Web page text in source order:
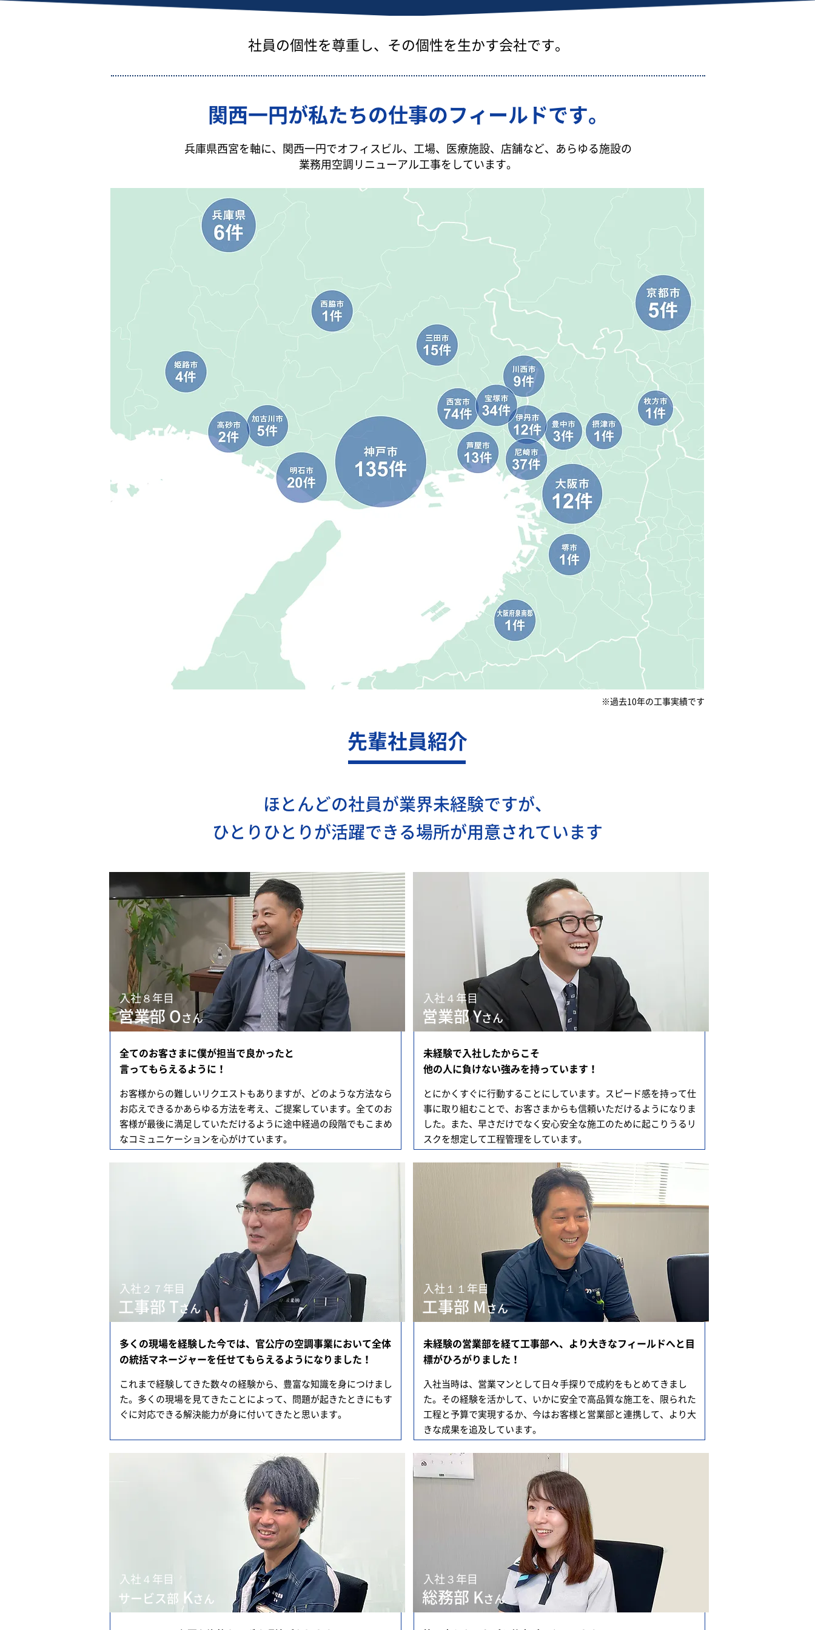
社員の個性を尊重し、その個性を生かす会社です。
関西一円が私たちの仕事のフィールドです。
兵庫県西宮を軸に、関西一円でオフィスビル、工場、医療施設、店舗など、あらゆる施設の
業務用空調リニューアル工事をしています。
※過去10年の工事実績です
先輩社員紹介
ほとんどの社員が業界未経験ですが、
ひとりひとりが活躍できる場所が用意されています
営業部 Oさん
入社８年目
全てのお客さまに僕が担当で良かったと
言ってもらえるように！
お客様からの難しいリクエストもありますが、どのような方法なら
お応えできるかあらゆる方法を考え、ご提案しています。全てのお
客様が最後に満足していただけるように途中経過の段階でもこまめ
なコミュニケーションを心がけています。
工事部 Tさん
入社２７年目
多くの現場を経験した今では、官公庁の空調事業において全体
の統括マネージャーを任せてもらえるようになりました！
これまで経験してきた数々の経験から、豊富な知識を身につけまし
た。多くの現場を見てきたことによって、問題が起きたときにもす
ぐに対応できる解決能力が身に付いてきたと思います。
サービス部 Kさん
入社４年目
営業部 Yさん
入社４年目
未経験で入社したからこそ
他の人に負けない強みを持っています！
とにかくすぐに行動することにしています。スピード感を持って仕
事に取り組むことで、お客さまからも信頼いただけるようになりま
した。また、早さだけでなく安心安全な施工のために起こりうるリ
スクを想定して工程管理をしています。
工事部 Mさん
入社１１年目
未経験の営業部を経て工事部へ、より大きなフィールドへと目
標がひろがりました！
入社当時は、営業マンとして日々手探りで成約をもとめてきまし
た。その経験を活かして、いかに安全で高品質な施工を、限られた
工程と予算で実現するか、今はお客様と営業部と連携して、より大
きな成果を追及しています。
総務部 Kさん
入社３年目